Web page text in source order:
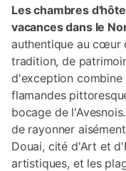
Les chambres
vacances dans le
authentique au cœur
tradition, de
d'exception combine
flamandes
bocage de
de rayonner
Douai, cité d'Art et
artistiques, et les